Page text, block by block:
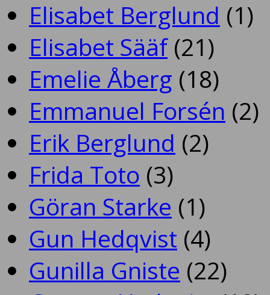
Elisabet Berglund (1)
Elisabet Sääf(21)
Emelie Åberg (18)
Emmanuel Forsén (2)
Erik Berglund (2)
Frida Toto (3)
Göran Starke (1)
Gun Hedqvist (4)
Gunilla Gniste (22)